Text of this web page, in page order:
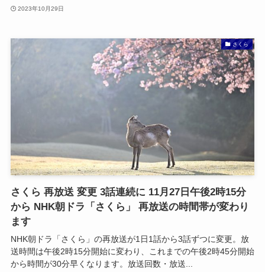
2023年10月29日
さくら
さくら 再放送 変更 3話連続に 11月27日午後2時15分
から NHK朝ドラ「さくら」 再放送の時間帯が変わり
ます
NHK朝ドラ「さくら」の再放送が1日1話から3話ずつに変更。放
送時間は午後2時15分開始に変わり、これまでの午後2時45分開始
から時間が30分早くなります。放送回数・放送...